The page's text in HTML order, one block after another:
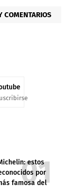
COMENTARIOS
estos
por
famosa del